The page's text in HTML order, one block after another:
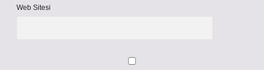
Web Sitesi